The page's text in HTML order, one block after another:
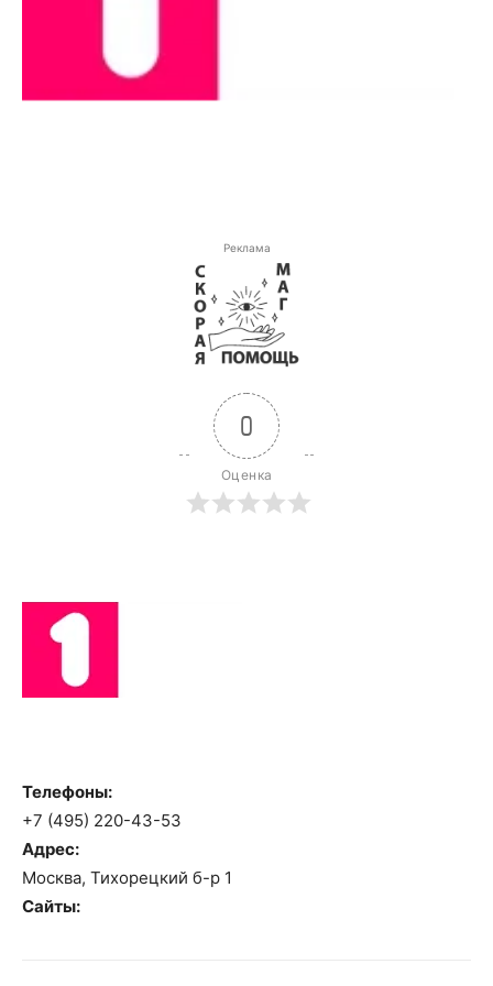
Реклама
0
Оценка
Телефоны:
+7 (495) 220-43-53
Адрес:
Москва, Тихорецкий б-р 1
Сайты: